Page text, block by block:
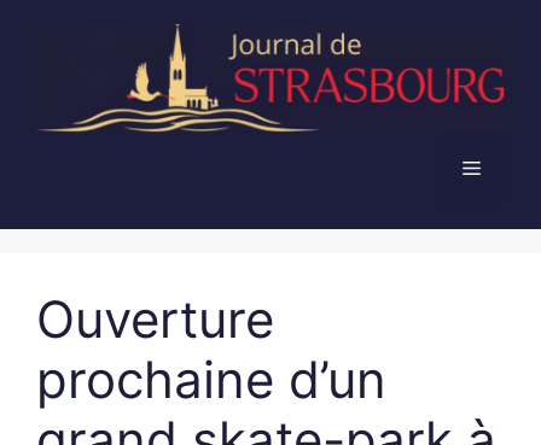
Menu
Ouverture
prochaine d’un